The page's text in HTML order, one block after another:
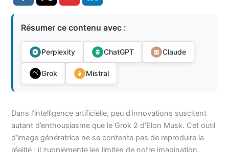
Résumer ce contenu avec :
Perplexity ChatGPT Claude
Grok Mistral
Dans l’intelligence artificielle, peu d’innovations suscitent
autant d’enthousiasme que le Grok 2 d’Elon Musk. Cet outil
d’image génératrice ne se contente pas de reproduire la
réalité ; il zupplemente les limites de notre imagination.